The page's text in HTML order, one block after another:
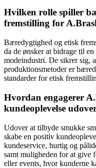
Hvilken rolle spiller
fremstilling for
Bæredygtighed og etisk
da de ønsker at bidrage til
modeindustri. De sikrer sig,
produktionsmetoder er
standarder for etisk
Hvordan engagerer
kundeoplevelse
Udover at tilbyde smukke
skabe en positiv
kundeservice, hurtig og
samt muligheden for at give
eller events, hvor kunderne